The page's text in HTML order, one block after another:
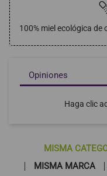
100% miel ecológica de
Opiniones
Haga clic
MISMA
MISMA MARCA